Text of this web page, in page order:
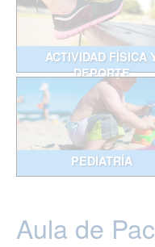
ACTIVIDAD FÍSICA
DEPORTE
PEDIATRÍA
Aula de